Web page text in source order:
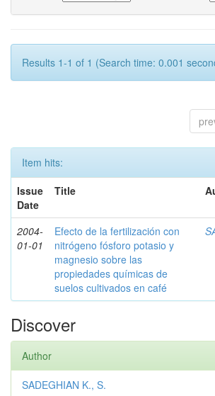
Results 1-1 of 1 (Search time: 0.001
Item hits:
Issue
Date
Title
2004-
01-01
Efecto de la fertilización con
nitrógeno fósforo potasio y
magnesio sobre las
propiedades químicas de
suelos cultivados en café
Discover
Author
SADEGHIAN K., S.